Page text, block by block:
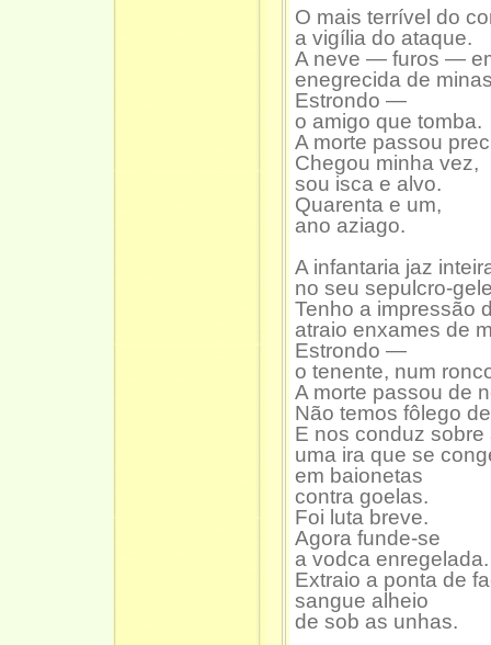
O mais terrível do
a vigília do ataque.
A neve — furos —
enegrecida de
Estrondo —
o amigo que tomba.
A morte passou
Chegou minha vez,
sou isca e alvo.
Quarenta e um,
ano aziago.
A infantaria jaz
no seu sepulcro-
Tenho a impressão
atraio enxames de
Estrondo —
o tenente, num
A morte passou de
Não temos fôlego
E nos conduz sobre
uma ira que se
em baionetas
contra goelas.
Foi luta breve.
Agora funde-se
a vodca enregelada.
Extraio a ponta de
sangue alheio
de sob as unhas.